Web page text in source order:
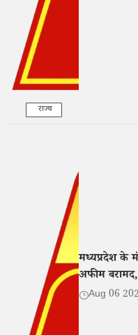
राज्य
मध्यप्रदेश के
अफीम
Aug 06